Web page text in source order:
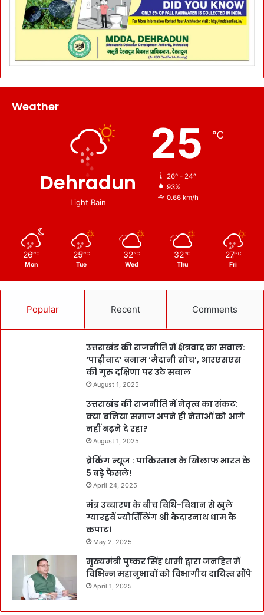
Weather
Dehradun
Light Rain
25 ℃
26º - 24º
93%
0.66 km/h
26 ℃
Mon
25 ℃
Tue
32 ℃
Wed
32 ℃
Thu
27 ℃
Fri
Popular Recent Comments
उत्तराखंड की राजनीति में क्षेत्रवाद का सवाल:
‘पाड़ीवाद’ बनाम ‘मैदानी सोच’, आरएसएस
की गुरु दक्षिणा पर उठे सवाल
August 1, 2025
उत्तराखंड की राजनीति में नेतृत्व का संकट:
क्या बनिया समाज अपने ही नेताओं को आगे
नहीं बढ़ने दे रहा?
August 1, 2025
ब्रेकिंग न्यूज : पाकिस्तान के खिलाफ भारत के
5 बड़े फैसले!
April 24, 2025
मंत्र उच्चारण के बीच विधि-विधान से खुले
ग्यारहवें ज्योर्तिलिंग श्री केदारनाथ धाम के
कपाट।
May 2, 2025
मुख्यमंत्री पुष्कर सिंह धामी द्वारा जनहित में
विभिन्न महानुभावों को विभागीय दायित्व सौंपे
April 1, 2025